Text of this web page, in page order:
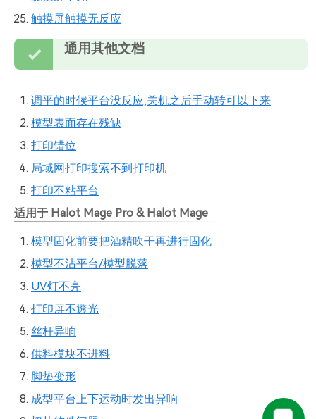
触摸屏触摸无反应
通用其他文档
调平的时候平台没反应,关机之后手动转可以下来
模型表面存在残缺
打印错位
局域网打印搜索不到打印机
打印不粘平台
适用于 Halot Mage Pro & Halot Mage
模型固化前要把酒精吹干再进行固化
模型不沾平台/模型脱落
UV灯不亮
打印屏不透光
丝杆异响
供料模块不进料
脚垫变形
成型平台上下运动时发出异响